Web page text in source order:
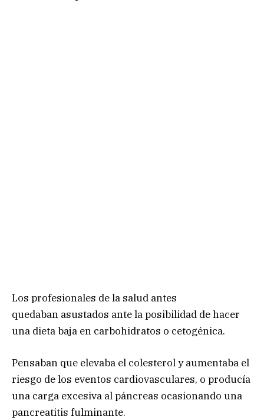
Los profesionales de la salud antes
quedaban asustados ante la posibilidad de hacer
una dieta baja en carbohidratos o cetogénica.
Pensaban que elevaba el colesterol y aumentaba el
riesgo de los eventos cardiovasculares, o producía
una carga excesiva al páncreas ocasionando una
pancreatitis fulminante.